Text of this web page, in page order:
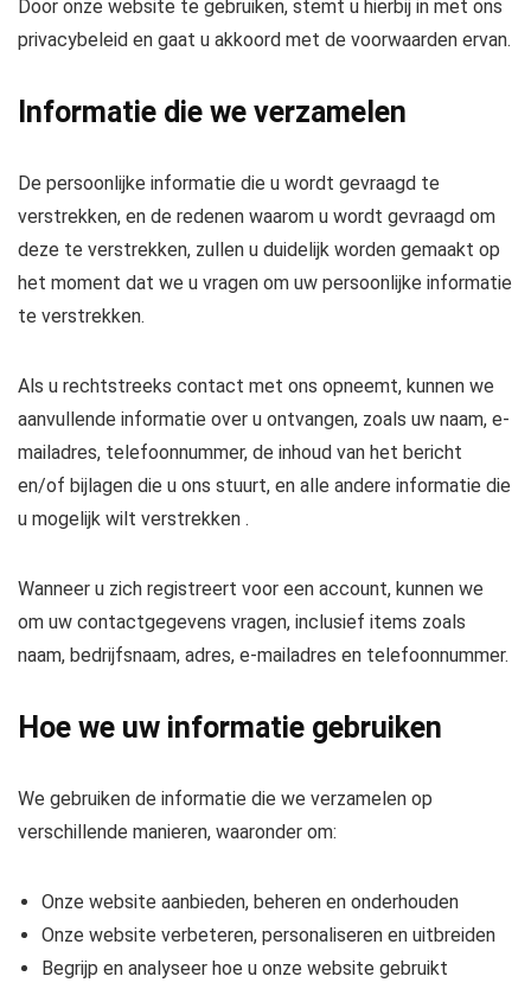
Door onze website te gebruiken, stemt u hierbij in met ons
privacybeleid en gaat u akkoord met de voorwaarden ervan.
Informatie die we verzamelen
De persoonlijke informatie die u wordt gevraagd te
verstrekken, en de redenen waarom u wordt gevraagd om
deze te verstrekken, zullen u duidelijk worden gemaakt op
het moment dat we u vragen om uw persoonlijke informatie
te verstrekken.
Als u rechtstreeks contact met ons opneemt, kunnen we
aanvullende informatie over u ontvangen, zoals uw naam, e-
mailadres, telefoonnummer, de inhoud van het bericht
en/of bijlagen die u ons stuurt, en alle andere informatie die
u mogelijk wilt verstrekken .
Wanneer u zich registreert voor een account, kunnen we
om uw contactgegevens vragen, inclusief items zoals
naam, bedrijfsnaam, adres, e-mailadres en telefoonnummer.
Hoe we uw informatie gebruiken
We gebruiken de informatie die we verzamelen op
verschillende manieren, waaronder om:
Onze website aanbieden, beheren en onderhouden
Onze website verbeteren, personaliseren en uitbreiden
Begrijp en analyseer hoe u onze website gebruikt